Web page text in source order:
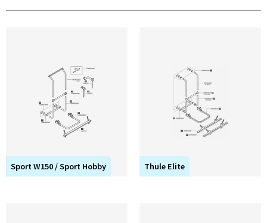
Sport W150 / Sport Hobby Thule Elite